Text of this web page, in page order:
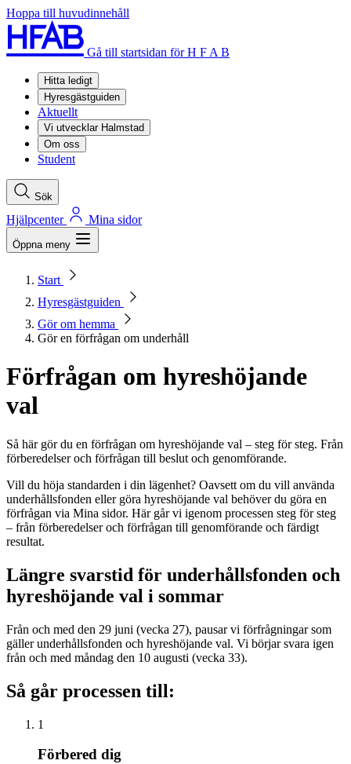
Hoppa till huvudinnehåll
Gå till startsidan för H F A B
Hitta ledigt
Hyresgästguiden
Aktuellt
Vi utvecklar Halmstad
Om oss
Student
Sök
Hjälpcenter Mina sidor
Öppna meny
Start
Hyresgästguiden
Gör om hemma
Gör en förfrågan om underhåll
Förfrågan om hyreshöjande
val
Så här gör du en förfrågan om hyreshöjande val – steg för steg. Från
förberedelser och förfrågan till beslut och genomförande.
Vill du höja standarden i din lägenhet? Oavsett om du vill använda
underhållsfonden eller göra hyreshöjande val behöver du göra en
förfrågan via Mina sidor. Här går vi igenom processen steg för steg
– från förberedelser och förfrågan till genomförande och färdigt
resultat.
Längre svarstid för underhållsfonden och
hyreshöjande val i sommar
Från och med den 29 juni (vecka 27), pausar vi förfrågningar som
gäller underhållsfonden och hyreshöjande val. Vi börjar svara igen
från och med måndag den 10 augusti (vecka 33).
Så går processen till:
1
Förbered dig